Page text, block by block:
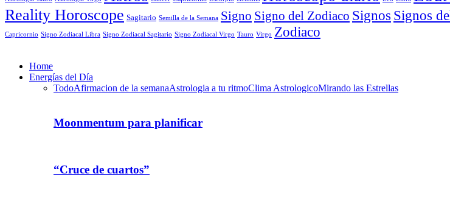
Reality Horoscope Sagitario Semilla de la Semana Signo Signo del Zodiaco Signos Signos
Capricornio Signo Zodiacal Libra Signo Zodiacal Sagitario Signo Zodiacal Virgo Tauro Virgo Zodiaco
Home
Energías del Día
TodoAfirmacion de la semanaAstrologia a tu ritmoClima AstrologicoMirando las Estrellas
Moonmentum para planificar
“Cruce de cuartos”